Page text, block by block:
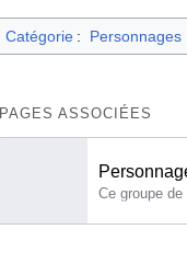
Catégorie : Personnages
PAGES ASSOCIÉES